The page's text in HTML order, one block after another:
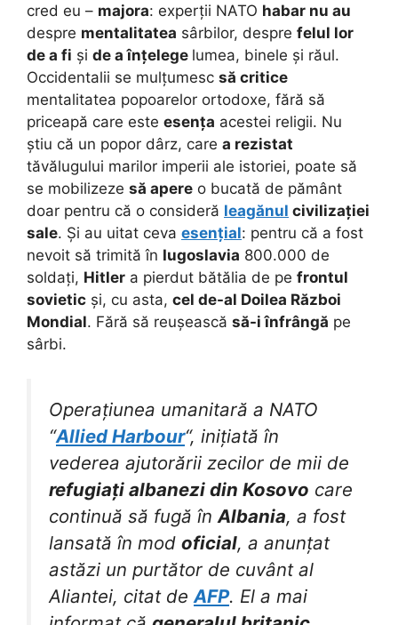
cred eu – majora: experții NATO habar nu au
despre mentalitatea sârbilor, despre felul lor
de a fi și de a înțelege lumea, binele și răul.
Occidentalii se mulțumesc să critice
mentalitatea popoarelor ortodoxe, fără să
priceapă care este esența acestei religii. Nu
știu că un popor dârz, care a rezistat
tăvălugului marilor imperii ale istoriei, poate să
se mobilizeze să apere o bucată de pământ
doar pentru că o consideră leagănul civilizației
sale. Și au uitat ceva esențial: pentru că a fost
nevoit să trimită în Iugoslavia 800.000 de
soldați, Hitler a pierdut bătălia de pe frontul
sovietic și, cu asta, cel de-al Doilea Război
Mondial. Fără să reușească să-i înfrângă pe
sârbi.
Operațiunea umanitară a NATO
“Allied Harbour“, inițiată în
vederea ajutorării zecilor de mii de
refugiați albanezi din Kosovo care
continuă să fugă în Albania, a fost
lansată în mod oficial, a anunțat
astăzi un purtător de cuvânt al
Aliantei, citat de AFP. El a mai